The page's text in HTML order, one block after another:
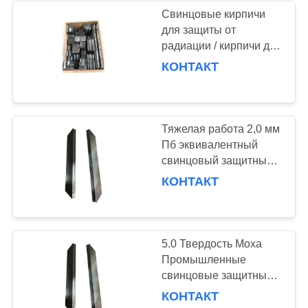
Контейнеры
руководством
Руководство
защищая одеяла
Свинцовые кирпичи
для защиты от
радиации / кирпичи для
защиты от
КОНТАКТ
Тяжелая работа 2,0 мм
Пб эквивалентный
свинцовый защитный
кирпич Радиационная
КОНТАКТ
5.0 Твердость Моха
Промышленные
свинцовые защитные
кирпичи с прочностью
КОНТАКТ